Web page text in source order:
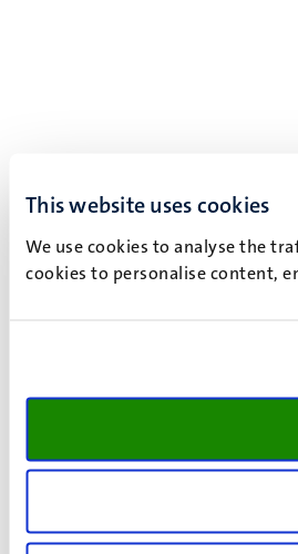
This website uses cookies
We use cookies to analyse the
cookies to personalise content,